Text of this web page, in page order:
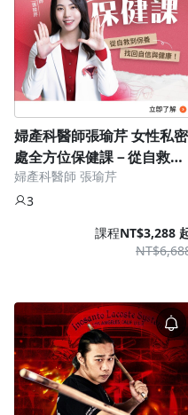
婦產科醫師張瑜芹 女性私密
處全方位保健課－從自救到
保養 找回自信與健康！
婦產科醫師 張瑜芹
3
課程NT$3,288
沒有